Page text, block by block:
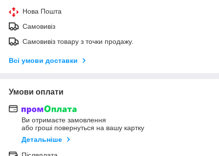
Нова Пошта
Самовивіз
Самовивіз товару з точки продажу.
Всі умови доставки
Умови оплати
Ви отримаєте замовлення
або гроші повернуться на вашу картку
Детальніше